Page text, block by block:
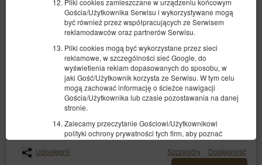
Pliki cookies zamieszczane w urządzeniu końcowym
Gościa/Użytkownika Serwisu i wykorzystywane mogą
być również przez współpracujących ze Serwisem
reklamodawców oraz partnerów Serwisu.
Pliki cookies mogą być wykorzystane przez sieci
reklamowe, w szczególności sieć Google, do
wyświetlenia reklam dopasowanych do sposobu, w
jaki Gość/Użytkownik korzysta ze Serwisu. W tym celu
mogą zachować informację o ścieżce nawigacji
Gościa/Użytkownika lub czasie pozostawania na danej
stronie.
Zalecamy przeczytanie Gościowi/Użytkownikowi
polityki ochrony prywatności tych firm, aby poznać
zasady korzystania z plików cookies wykorzystywane
w statystykach: Polityka ochrony prywatności Google
Standard - Kopalnia
2 łóżka pojedyncze (Single)
300,50 zł
Proponowany inny termin(obiekt niedostępny w wybranym terminie):
Udostępnij Szczegóły Dostępność